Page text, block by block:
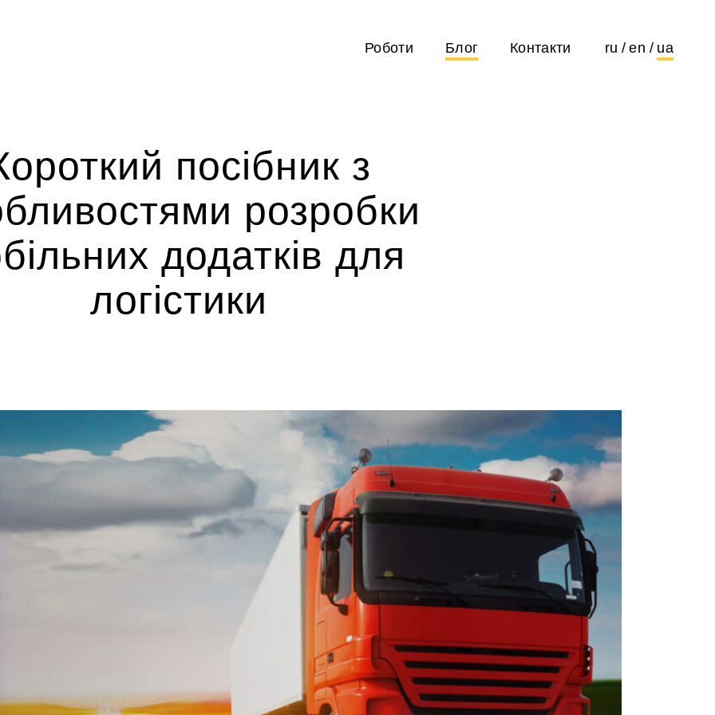
Роботи Блог Контакти ru en ua
посібник з
розробки
додатків для
логістики